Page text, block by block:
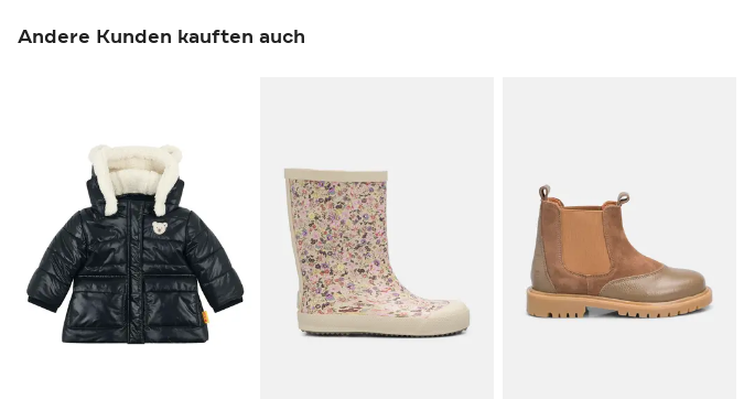
Andere Kunden kauften auch